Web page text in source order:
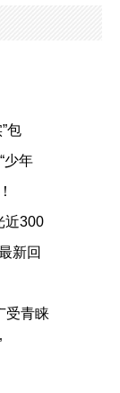
包
少年
近300
新回
受青睐